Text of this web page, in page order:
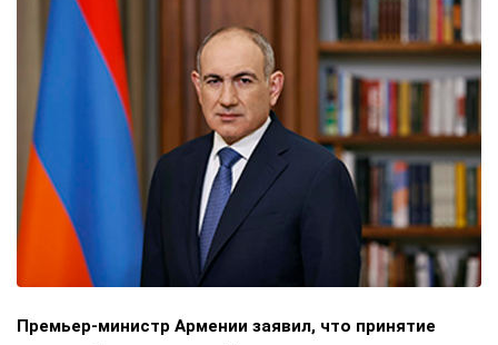
Премьер-министр Армении заявил, что принятие